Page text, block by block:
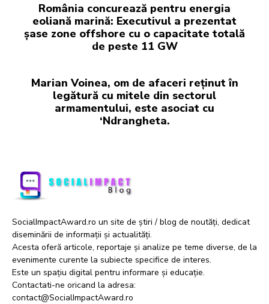
România concurează pentru energia
eoliană marină: Executivul a prezentat
șase zone offshore cu o capacitate totală
de peste 11 GW
Marian Voinea, om de afaceri reținut în
legătură cu mitele din sectorul
armamentului, este asociat cu
‘Ndrangheta.
SocialImpactAward.ro un site de știri / blog de noutăți, dedicat
diseminării de informații și actualități.
Acesta oferă articole, reportaje și analize pe teme diverse, de la
evenimente curente la subiecte specifice de interes.
Este un spațiu digital pentru informare și educație.
Contactati-ne oricand la adresa:
contact@SocialImpactAward.ro